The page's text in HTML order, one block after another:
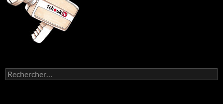
Rechercher :